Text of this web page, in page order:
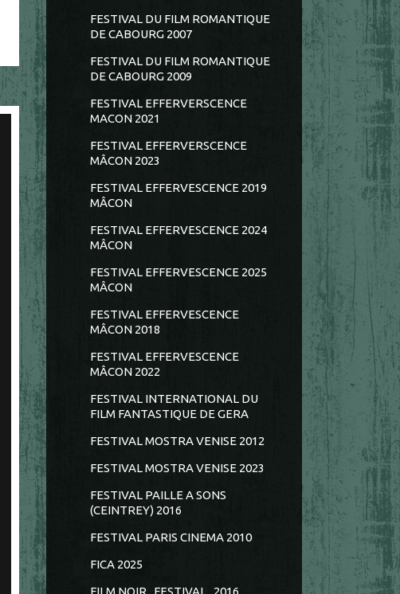
FESTIVAL DU FILM ROMANTIQUE
DE CABOURG 2007
FESTIVAL DU FILM ROMANTIQUE
DE CABOURG 2009
FESTIVAL EFFERVERSCENCE
MACON 2021
FESTIVAL EFFERVERSCENCE
MÂCON 2023
FESTIVAL EFFERVESCENCE 2019
MÂCON
FESTIVAL EFFERVESCENCE 2024
MÂCON
FESTIVAL EFFERVESCENCE 2025
MÂCON
FESTIVAL EFFERVESCENCE
MÂCON 2018
FESTIVAL EFFERVESCENCE
MÂCON 2022
FESTIVAL INTERNATIONAL DU
FILM FANTASTIQUE DE GERA
FESTIVAL MOSTRA VENISE 2012
FESTIVAL MOSTRA VENISE 2023
FESTIVAL PAILLE A SONS
(CEINTREY) 2016
FESTIVAL PARIS CINEMA 2010
FICA 2025